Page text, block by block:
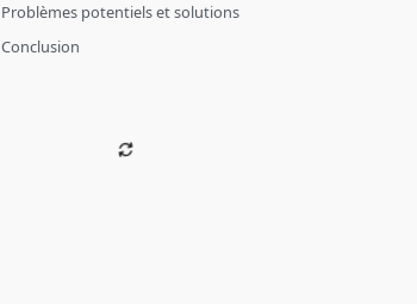
Problèmes potentiels et solutions
Conclusion